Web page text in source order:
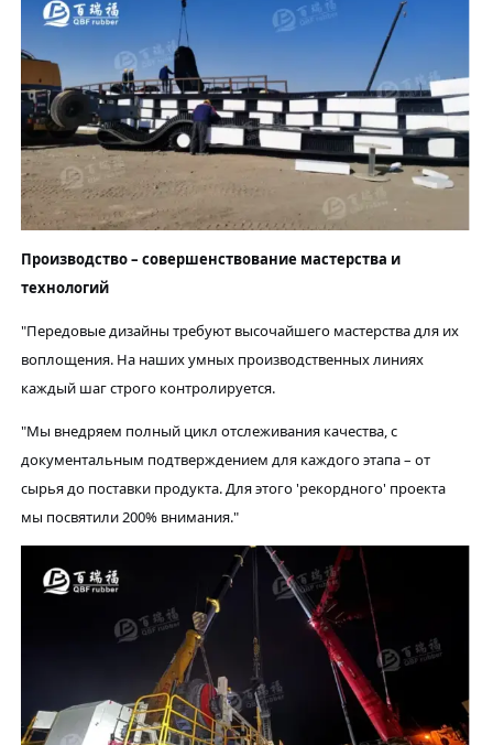
Производство – совершенствование мастерства и
технологий
"Передовые дизайны требуют высочайшего мастерства для их
воплощения. На наших умных производственных линиях
каждый шаг строго контролируется.
"Мы внедряем полный цикл отслеживания качества, с
документальным подтверждением для каждого этапа – от
сырья до поставки продукта. Для этого 'рекордного' проекта
мы посвятили 200% внимания."